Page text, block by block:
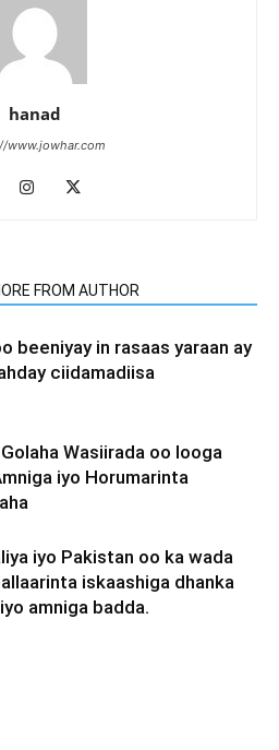
hanad
www.jowhar.com
FROM AUTHOR
beeniyay in rasaas yaraan ay
ciidamadiisa
Wasiirada oo looga
iyo Horumarinta
iyo Pakistan oo ka wada
iskaashiga dhanka
amniga badda.